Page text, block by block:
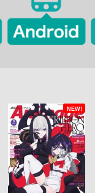
NEW!